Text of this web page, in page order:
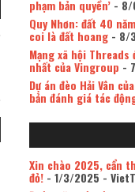
phạm bản quyền’- 8/
Quy Nhơn: đất 40
coi là đất hoang- 8/
Mạng xã hội
nhất của Vingroup -
Dự án đèo Hải Vân
bản đánh giá tác
Xin chào 2025, cẩn
đỏ!- 1/3/2025 -